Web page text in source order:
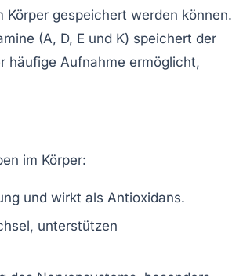
gespeichert werden können.
(A, D, E und K) speichert der
häufige Aufnahme ermöglicht,
im Körper:
und wirkt als Antioxidans.
unterstützen